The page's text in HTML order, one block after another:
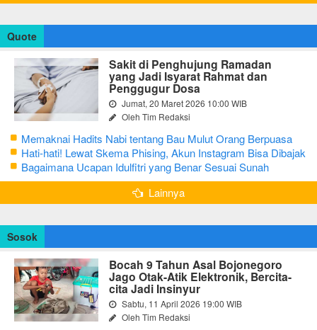
Quote
Sakit di Penghujung Ramadan
yang Jadi Isyarat Rahmat dan
Penggugur Dosa
Jumat, 20 Maret 2026 10:00 WIB
Oleh Tim Redaksi
Memaknai Hadits Nabi tentang Bau Mulut Orang Berpuasa
Secara Bijak Agar Tidak Menggangu
Hati-hati! Lewat Skema Phising, Akun Instagram Bisa Dibajak
Kurang dari 3 Menit
Bagaimana Ucapan Idulfitri yang Benar Sesuai Sunah
Rasulullah
Lainnya
Sosok
Bocah 9 Tahun Asal Bojonegoro
Jago Otak-Atik Elektronik, Bercita-
cita Jadi Insinyur
Sabtu, 11 April 2026 19:00 WIB
Oleh Tim Redaksi